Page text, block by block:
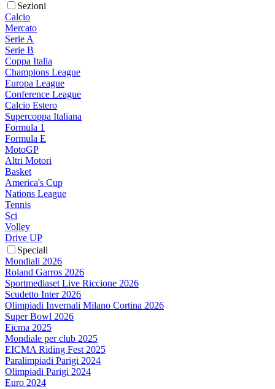
Sezioni
Calcio
Mercato
Serie A
Serie B
Coppa Italia
Champions League
Europa League
Conference League
Calcio Estero
Supercoppa Italiana
Formula 1
Formula E
MotoGP
Altri Motori
Basket
America's Cup
Nations League
Tennis
Sci
Volley
Drive UP
Speciali
Mondiali 2026
Roland Garros 2026
Sportmediaset Live Riccione 2026
Scudetto Inter 2026
Olimpiadi Invernali Milano Cortina 2026
Super Bowl 2026
Eicma 2025
Mondiale per club 2025
EICMA Riding Fest 2025
Paralimpiadi Parigi 2024
Olimpiadi Parigi 2024
Euro 2024